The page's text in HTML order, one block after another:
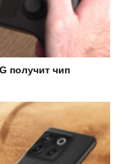
получит чип